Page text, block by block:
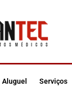
Aluguel Serviços